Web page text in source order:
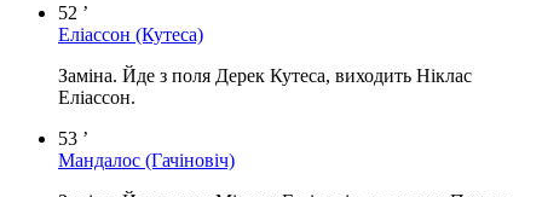
52 ’
Еліассон (Кутеса)
Заміна. Йде з поля Дерек Кутеса, виходить Ніклас
Еліассон.
53 ’
Мандалос (Гачіновіч)